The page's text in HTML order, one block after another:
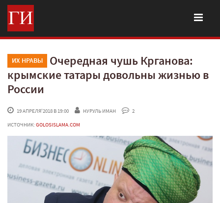
ИХ НРАВЫ
Очередная чушь Крганова:
крымские татары довольны жизнью в
России
19 АПРЕЛЯ'2018 В 19:00 НУРУЛЬ ИМАН
2
ИСТОЧНИК: GOLOSISLAMA.COM